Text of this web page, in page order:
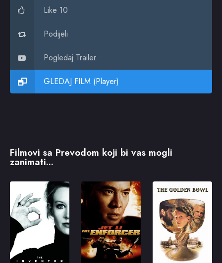
Like 10
Podijeli
Pogledaj Trailer
GLEDAJ FILM (Player)
Filmovi sa Prevodom koji bi vas mogli
zanimati...